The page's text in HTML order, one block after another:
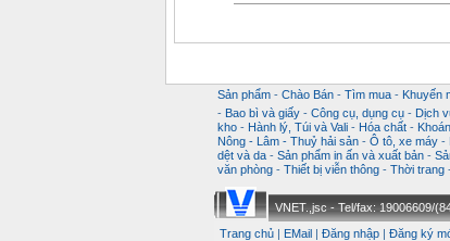
Sản phẩm - Chào Bán - Tìm mua - Khuyến
- Bao bì và giấy - Công cụ, dụng cụ - Dịch
kho - Hành lý, Túi và Vali - Hóa chất -
Nông - Lâm - Thuỷ hải sản - Ô tô, xe máy -
dệt và da - Sản phẩm in ấn và xuất bản -
văn phòng - Thiết bị viễn thông - Thời trang
VNET.,jsc - Tel/fax: 19006609/
Trang chủ
EMail Đăng nhập Đăng ký